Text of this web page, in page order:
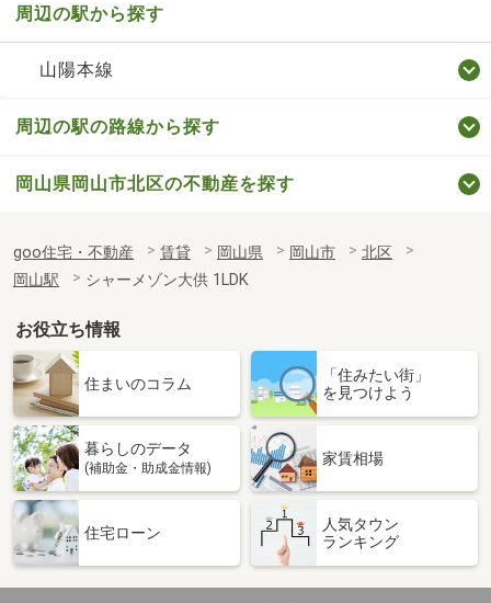
周辺の駅から探す
山陽本線
周辺の駅の路線から探す
岡山県岡山市北区の不動産を探す
goo住宅・不動産 賃貸 岡山県 岡山市
北区
岡山駅
シャーメゾン大供 1LDK
お役立ち情報
住まいのコラム
「住みたい街」
を見つけよう
暮らしのデータ
(補助金・助成金情報)
家賃相場
住宅ローン
人気タウン
ランキング